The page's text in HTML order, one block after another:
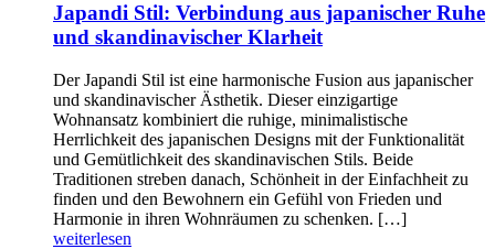
Japandi Stil: Verbindung aus japanischer Ruhe
und skandinavischer Klarheit
Der Japandi Stil ist eine harmonische Fusion aus japanischer
und skandinavischer Ästhetik. Dieser einzigartige
Wohnansatz kombiniert die ruhige, minimalistische
Herrlichkeit des japanischen Designs mit der Funktionalität
und Gemütlichkeit des skandinavischen Stils. Beide
Traditionen streben danach, Schönheit in der Einfachheit zu
finden und den Bewohnern ein Gefühl von Frieden und
Harmonie in ihren Wohnräumen zu schenken. […]
weiterlesen